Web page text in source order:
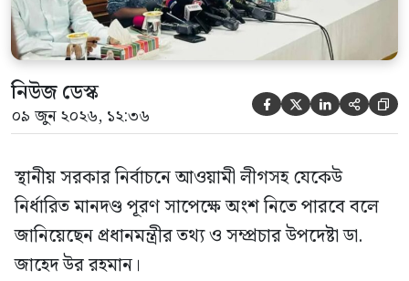
নিউজ ডেস্ক
০৯ জুন ২০২৬, ১২:৩৬     
স্থানীয় সরকার নির্বাচনে আওয়ামী লীগসহ যেকেউ
নির্ধারিত মানদণ্ড পূরণ সাপেক্ষে অংশ নিতে পারবে বলে
জানিয়েছেন প্রধানমন্ত্রীর তথ্য ও সম্প্রচার উপদেষ্টা ডা.
জাহেদ উর রহমান।